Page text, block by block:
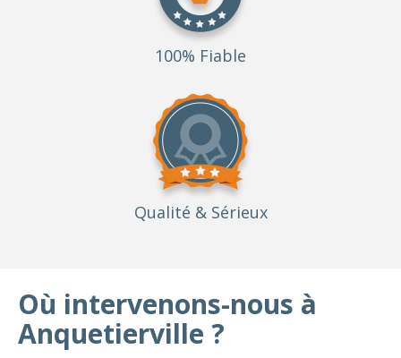
100% Fiable
Qualité & Sérieux
Où intervenons-nous à
Anquetierville ?